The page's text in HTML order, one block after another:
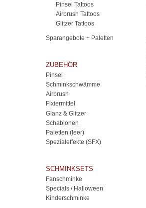
Pinsel Tattoos
Airbrush Tattoos
Glitzer Tattoos
Sparangebote + Paletten
ZUBEHÖR
Pinsel
Schminkschwämme
Airbrush
Fixiermittel
Glanz & Glitzer
Schablonen
Paletten (leer)
Spezialeffekte (SFX)
SCHMINKSETS
Fanschminke
Specials / Halloween
Kinderschminke